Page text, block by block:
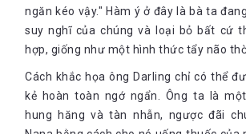
ngăn kéo vậy." Hàm ý ở đây là bà ta
suy nghĩ của chúng và loại bỏ bất cứ
hợp, giống như một hình thức tẩy não
Cách khắc họa ông Darling chỉ có thể
kẻ hoàn toàn ngớ ngẩn. Ông ta là
hung hăng và tàn nhẫn, ngược đãi